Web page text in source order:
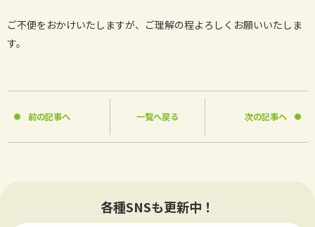
ご不便をおかけいたしますが、ご理解の程よろしくお願いいたしま
す。
前の記事へ 一覧へ戻る 次の記事へ
各種SNSも更新中！